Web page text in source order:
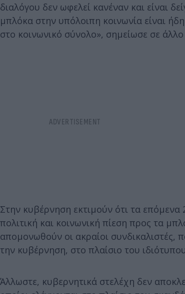
διαλόγου δεν ωφελεί κανέναν και είναι
μπλόκα στην υπόλοιπη κοινωνία είναι
στο κοινωνικό σύνολο», σημείωσε σε
Στην κυβέρνηση εκτιμούν ότι τα
πολιτική και κοινωνική πίεση προς τα
απομονωθούν οι ακραίοι συνδικαλιστές,
την κυβέρνηση, στο πλαίσιο του
Άλλωστε, κυβερνητικά στελέχη δεν